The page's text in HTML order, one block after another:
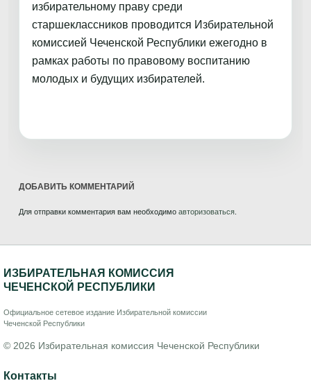
избирательному праву среди
старшеклассников проводится Избирательной
комиссией Чеченской Республики ежегодно в
рамках работы по правовому воспитанию
молодых и будущих избирателей.
ДОБАВИТЬ КОММЕНТАРИЙ
Для отправки комментария вам необходимо авторизоваться
ИЗБИРАТЕЛЬНАЯ КОМИССИЯ
ЧЕЧЕНСКОЙ РЕСПУБЛИКИ
Официальное сетевое издание Избирательной комиссии
Чеченской Республики
© 2026 Избирательная комиссия Чеченской Республики
Контакты